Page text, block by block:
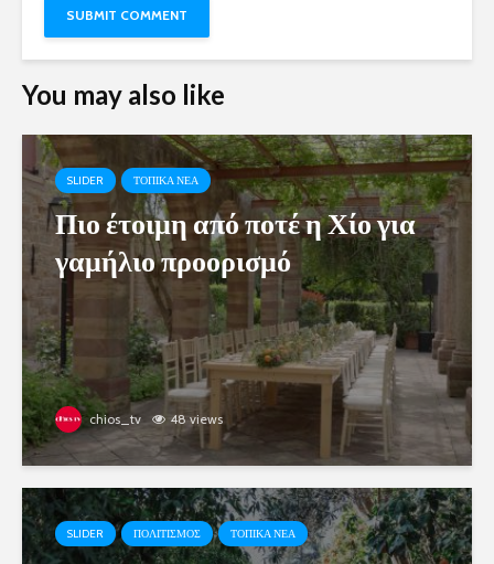
You may also like
SLIDER ΤΟΠΙΚΑ ΝΕΑ
Πιο έτοιμη από ποτέ η Χίο για
γαμήλιο προορισμό
chios_tv 48 views
SLIDER ΠΟΛΙΤΙΣΜΟΣ ΤΟΠΙΚΑ ΝΕΑ